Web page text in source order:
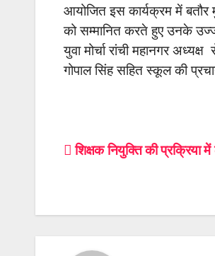
आयोजित इस कार्यक्रम में बतौर
को सम्मानित करते हुए उनके
युवा मोर्चा रांची महानगर
गोपाल सिंह सहित स्कूल की
Post
शिक्षक नियुक्ति की प्रक्रिया